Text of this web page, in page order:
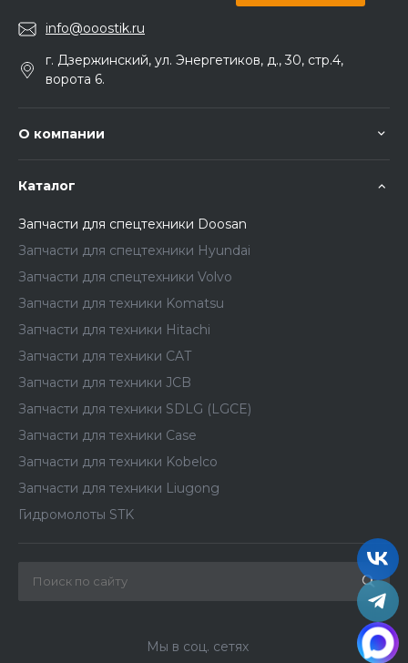
info@ooostik.ru
г. Дзержинский, ул. Энергетиков, д., 30, стр.4,
ворота 6.
О компании
Каталог
Запчасти для спецтехники Doosan
Запчасти для спецтехники Hyundai
Запчасти для спецтехники Volvo
Запчасти для техники Komatsu
Запчасти для техники Hitachi
Запчасти для техники CAT
Запчасти для техники JCB
Запчасти для техники SDLG (LGCE)
Запчасти для техники Case
Запчасти для техники Kobelco
Запчасти для техники Liugong
Гидромолоты STK
Мы в соц. сетях